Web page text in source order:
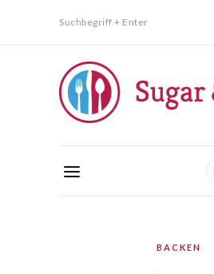
Suchbegriff + Enter
BACKEN